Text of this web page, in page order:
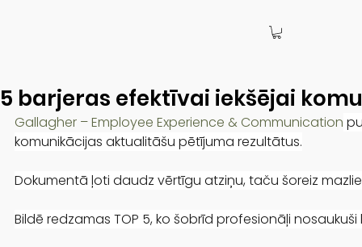
5 barjeras efektīvai iekšējai
Gallagher – Employee Experience & Communication
komunikācijas aktualitāšu pētījuma rezultātus.
Dokumentā ļoti daudz vērtīgu atziņu, taču šoreiz
Bildē redzamas TOP 5, ko šobrīd profesionāļi